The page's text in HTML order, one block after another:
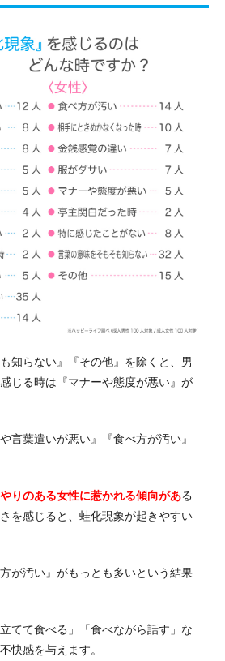
知らない』『その他』を除くと、男
じる時は『マナーや態度が悪い』が
言葉遣いが悪い』『食べ方が汚い』
りのある女性に惹かれる傾向がある
を感じると、蛙化現象が起きやすい
が汚い』がもっとも多いという結果
てて食べる」「食べながら話す」な
快感を与えます。